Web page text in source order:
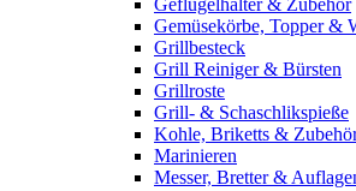
Geflügelhalter & Zubehör
Gemüsekörbe, Topper &
Grillbesteck
Grill Reiniger & Bürsten
Grillroste
Grill- & Schaschlikspieße
Kohle, Briketts &
Marinieren
Messer, Bretter &